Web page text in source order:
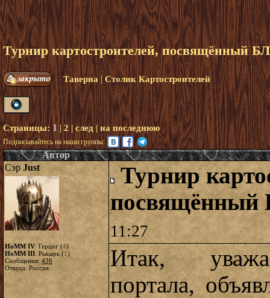
Турнир картостроителей, посвящённый
Таверна |Столик Картостроителей
Страницы: 1 |2 | след|на последнюю
Подписывайтесь на наши группы:
Автор
Сэр Just
HoMM IV: Герцог (4)
HoMM III: Рыцарь (1)
Сообщения:436
Откуда: Россия
Турнир
11:27
Итак,
портала,